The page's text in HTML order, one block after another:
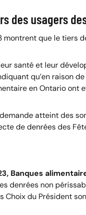
des usagers
que le tiers
santé et leur
qu’en raison
en Ontario
atteint des
de denrées des
Banques
denrées non
du Président